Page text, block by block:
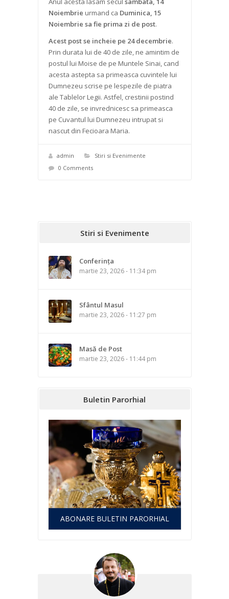
Noiembrie urmand ca Duminica, 15
Noiembrie sa fie prima zi de post.
Acest post se incheie pe 24 decembrie.
Prin durata lui de 40 de zile, ne amintim de
postul lui Moise de pe Muntele Sinai, cand
acesta astepta sa primeasca cuvintele lui
Dumnezeu scrise pe lespezile de piatra
ale Tablelor Legii. Astfel, crestinii postind
40 de zile, se invrednicesc sa primeasca
pe Cuvantul lui Dumnezeu intrupat si
nascut din Fecioara Maria.
admin
Stiri si Evenimente
0 Comments
Stiri si Evenimente
Conferința
martie 23, 2026 - 11:34 pm
Sfântul Masul
martie 23, 2026 - 11:27 pm
Masă de Post
martie 23, 2026 - 11:44 pm
Buletin Parorhial
ABONARE BULETIN PARORHIAL